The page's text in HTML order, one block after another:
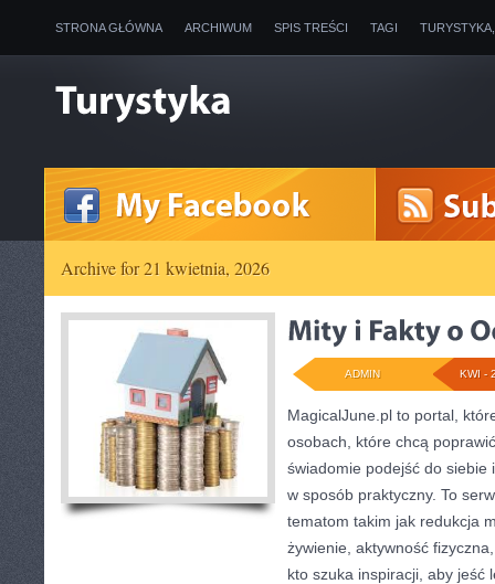
STRONA GŁÓWNA ARCHIWUM SPIS TREŚCI TAGI
Archive for 21 kwietnia, 2026
KWI -
ADMIN
MagicalJune.pl to portal,
osobach, które chcą
świadomie podejść do
w sposób praktyczny. To
tematom takim jak redukcja
żywienie, aktywność
kto szuka inspiracji, aby jeść